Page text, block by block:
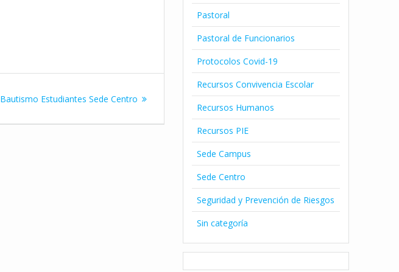
Siguiente
Bautismo Estudiantes Sede Centro
Pastoral
Pastoral de Funcionarios
Protocolos Covid-19
Recursos Convivencia Escolar
Recursos Humanos
Recursos PIE
Sede Campus
Sede Centro
Seguridad y Prevención de Riesgos
Sin categoría